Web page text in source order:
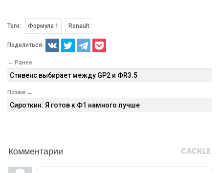
Теги: Формула 1 Renault
Поделиться:
← Ранее
Стивенс выбирает между GP2 и ФR3.5
Позже →
Сироткин: Я готов к Ф1 намного лучше
Комментарии